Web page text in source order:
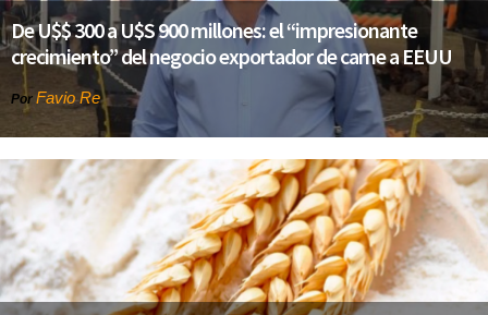
De U$$ 300 a U$S 900 millones: el “impresionante
crecimiento” del negocio exportador de carne a EEUU
Por Favio Re